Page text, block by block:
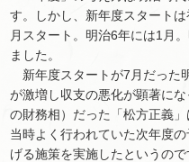
す。しかし、新年度スタート
月スタート。明治6年には1月
ました。
新年度スタートが7月だった
が激増し収支の悪化が顕著に
の財務相）だった「松方正義
当時よく行われていた次年度
げる施策を実施したというの